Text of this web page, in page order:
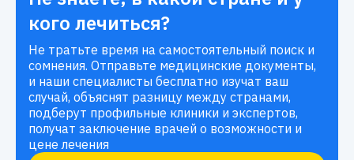
кого лечиться?
Не тратьте время на самостоятельный поиск и
сомнения. Отправьте медицинские документы,
и наши специалисты бесплатно изучат ваш
случай, объяснят разницу между странами,
подберут профильные клиники и экспертов,
получат заключение врачей о возможности и
цене лечения